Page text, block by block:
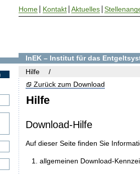
Hilfe
Zurück zum Download
Download-Hilfe
Auf dieser Seite finden Sie
allgemeinen Download-
InEK – Institut für das
Hilfe
Home Kontakt Aktuelles